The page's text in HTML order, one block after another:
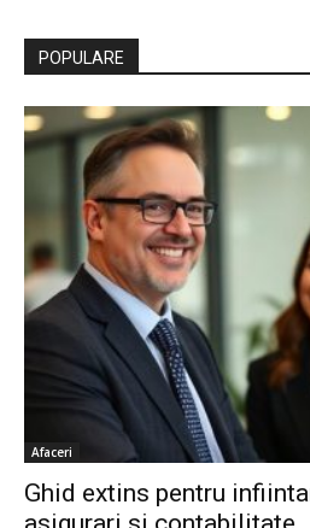
POPULARE
Afaceri
Ghid extins pentru